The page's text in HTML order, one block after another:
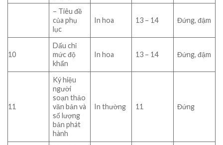
– Tiêu đề
của phụ
lục
In hoa 13 – 14 Đứng, đậm
10
Dấu chỉ
mức độ
khẩn
In hoa 13 – 14 Đứng, đậm
11
Ký hiệu
người
soạn thảo
văn bản và
số lượng
bản phát
hành
In thường 11 Đứng